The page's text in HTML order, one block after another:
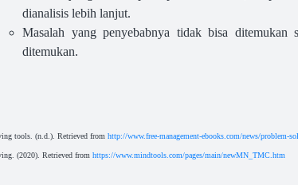
dianalisis lebih lanjut.
Masalah yang penyebabnya tidak bisa ditemukan
ditemukan.
tools. (n.d.). Retrieved from http://www.free-management-ebooks.com/news/problem-
(2020). Retrieved from https://www.mindtools.com/pages/main/newMN_TMC.htm